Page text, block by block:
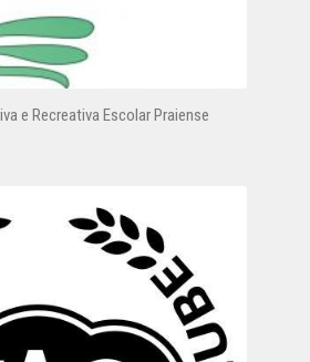
e Recreativa Escolar Praiense